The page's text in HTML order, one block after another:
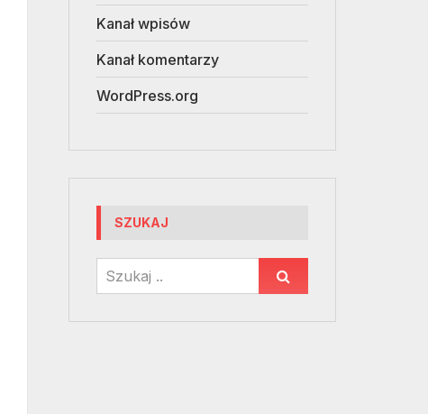
Kanał wpisów
Kanał komentarzy
WordPress.org
SZUKAJ